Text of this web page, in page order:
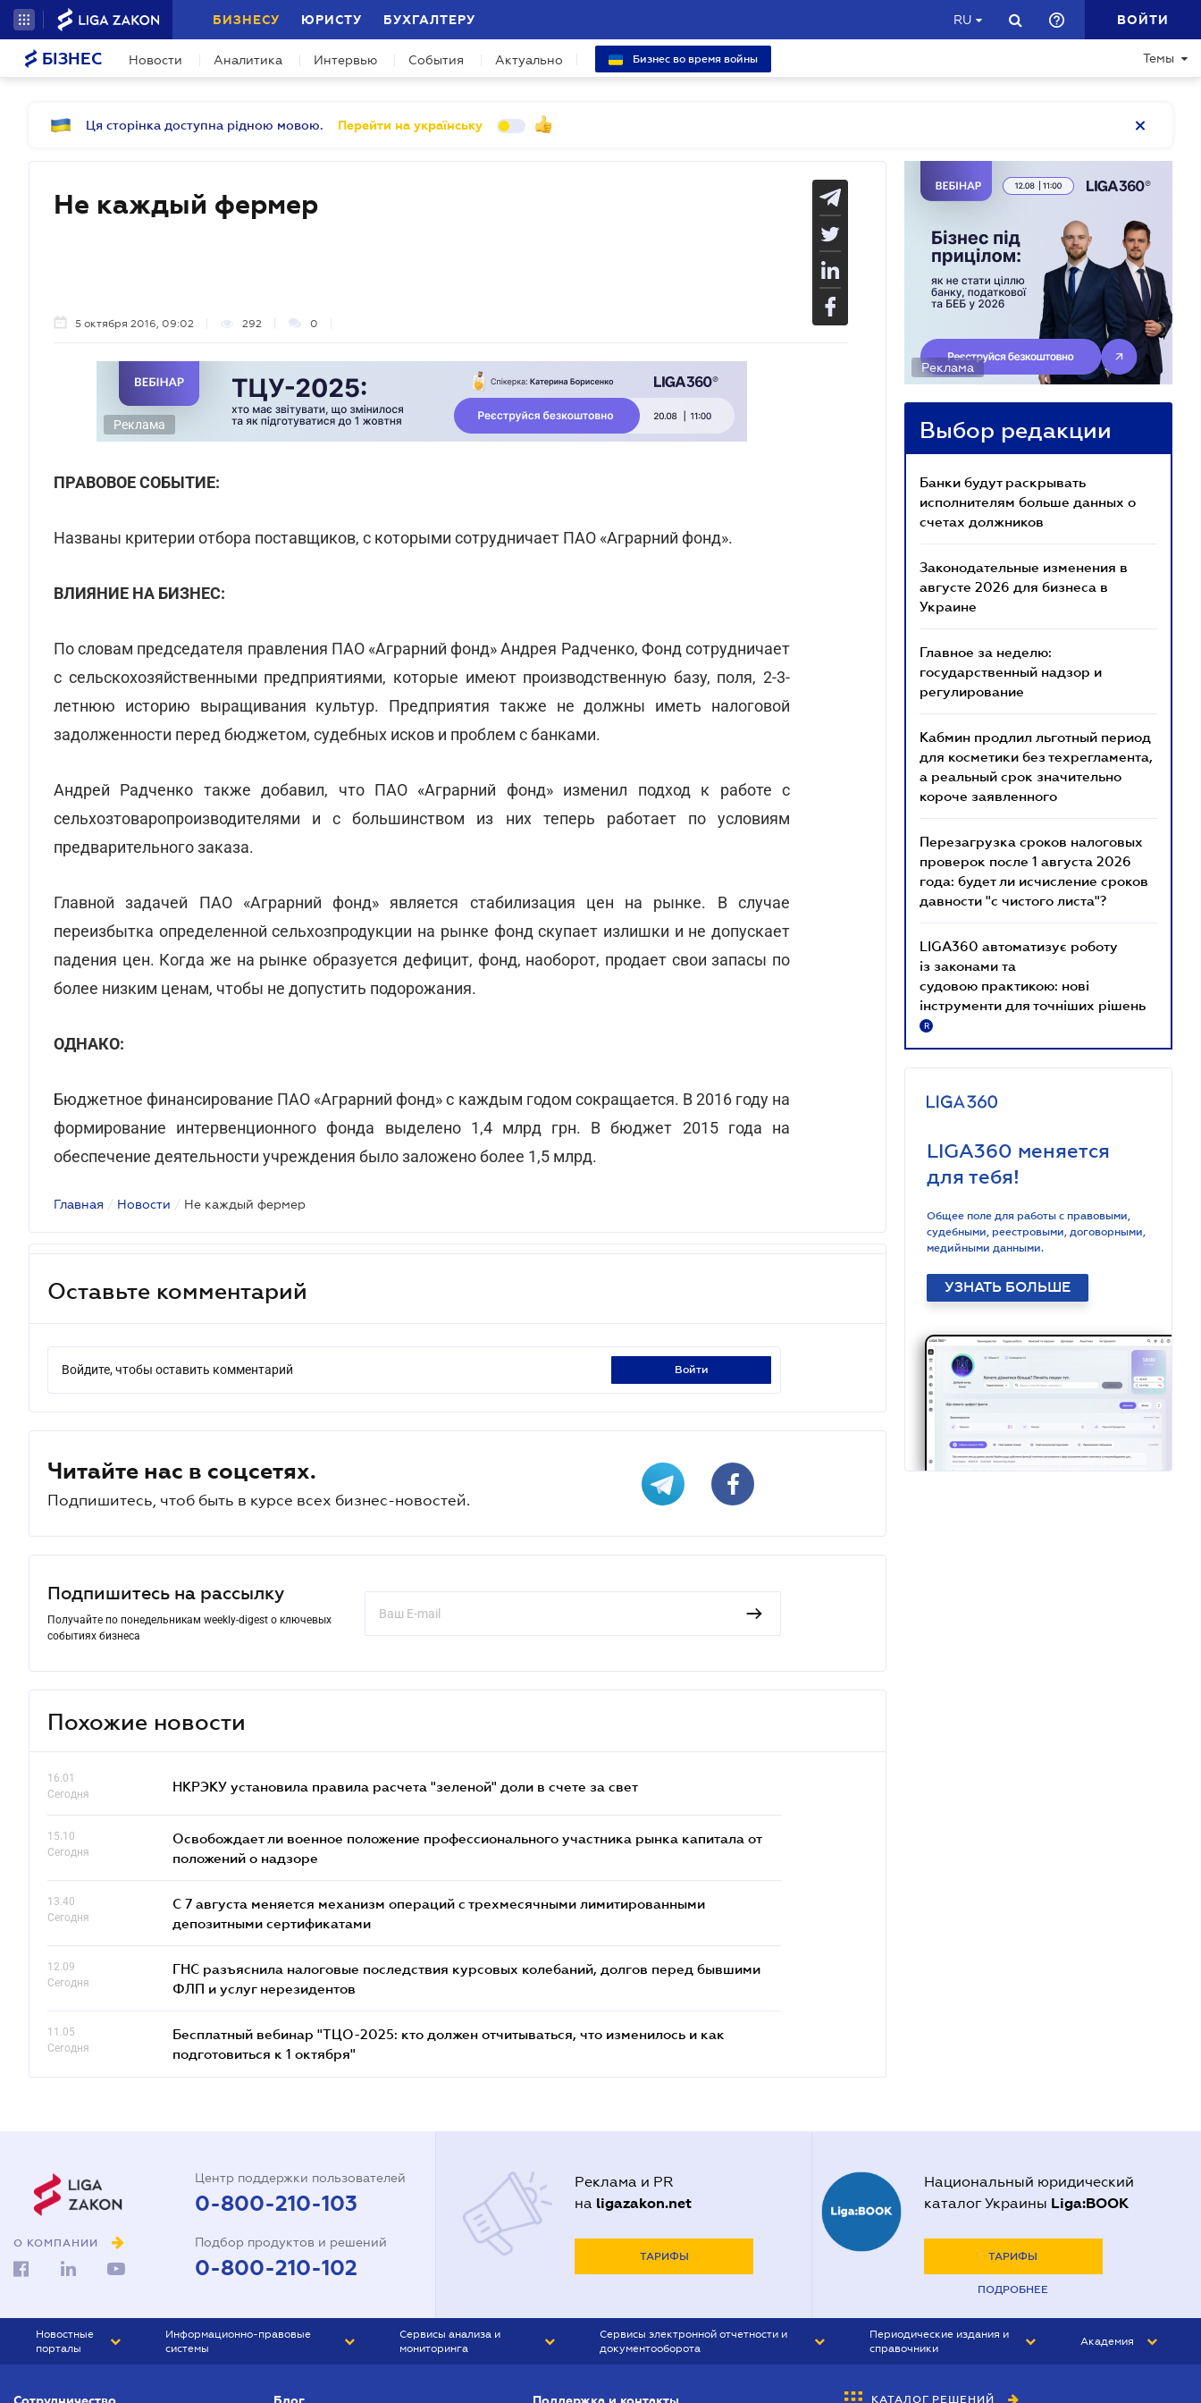
БИЗНЕСУ ЮРИСТУ БУХГАЛТЕРУ RU ВОЙТИ
БІЗНЕС Новости Аналитика Интервью События Актуально Бизнес во время войны Темы
Ця сторінка доступна рідною мовою. Перейти на українську
Не каждый фермер
5 октября 2016, 09:02 292 0
Реклама
ПРАВОВОЕ СОБЫТИЕ:
Названы критерии отбора поставщиков, с которыми сотрудничает ПАО «Аграрний фонд».
ВЛИЯНИЕ НА БИЗНЕС:
По словам председателя правления ПАО «Аграрний фонд» Андрея Радченко, Фонд сотрудничает
с сельскохозяйственными предприятиями, которые имеют производственную базу, поля, 2-3-
летнюю историю выращивания культур. Предприятия также не должны иметь налоговой
задолженности перед бюджетом, судебных исков и проблем с банками.
Андрей Радченко также добавил, что ПАО «Аграрний фонд» изменил подход к работе с
сельхозтоваропроизводителями и с большинством из них теперь работает по условиям
предварительного заказа.
Главной задачей ПАО «Аграрний фонд» является стабилизация цен на рынке. В случае
переизбытка определенной сельхозпродукции на рынке фонд скупает излишки и не допускает
падения цен. Когда же на рынке образуется дефицит, фонд, наоборот, продает свои запасы по
более низким ценам, чтобы не допустить подорожания.
ОДНАКО:
Бюджетное финансирование ПАО «Аграрний фонд» с каждым годом сокращается. В 2016 году на
формирование интервенционного фонда выделено 1,4 млрд грн. В бюджет 2015 года на
обеспечение деятельности учреждения было заложено более 1,5 млрд.
Главная / Новости / Не каждый фермер
Оставьте комментарий
Войдите, чтобы оставить комментарий войти
Читайте нас в соцсетях.
Подпишитесь, чтоб быть в курсе всех бизнес-новостей.
Подпишитесь на рассылку
Получайте по понедельникам weekly-digest о ключевых
событиях бизнеса
Похожие новости
16.01
Сегодня
НКРЭКУ установила правила расчета "зеленой" доли в счете за свет
15.10
Сегодня
Освобождает ли военное положение профессионального участника рынка капитала от
положений о надзоре
13.40
Сегодня
С 7 августа меняется механизм операций с трехмесячными лимитированными
депозитными сертификатами
12.09
Сегодня
ГНС разъяснила налоговые последствия курсовых колебаний, долгов перед бывшими
ФЛП и услуг нерезидентов
11.05
Сегодня
Бесплатный вебинар "ТЦО-2025: кто должен отчитываться, что изменилось и как
подготовиться к 1 октября"
Реклама
Выбор редакции
Банки будут раскрывать
исполнителям больше данных о
счетах должников
Законодательные изменения в
августе 2026 для бизнеса в
Украине
Главное за неделю:
государственный надзор и
регулирование
Кабмин продлил льготный период
для косметики без техрегламента,
а реальный срок значительно
короче заявленного
Перезагрузка сроков налоговых
проверок после 1 августа 2026
года: будет ли исчисление сроков
давности "с чистого листа"?
LIGA360 автоматизує роботу
із законами та
судовою практикою: нові
інструменти для точніших рішень
R
LIGA360 меняется
для тебя!
Общее поле для работы с правовыми,
судебными, реестровыми, договорными,
медийными данными.
УЗНАТЬ БОЛЬШЕ
О КОМПАНИИ
Центр поддержки пользователей
0-800-210-103
Подбор продуктов и решений
0-800-210-102
Реклама и PR
на ligazakon.net
ТАРИФЫ
Национальный юридический
каталог Украины Liga:BOOK
ТАРИФЫ
ПОДРОБНЕЕ
Новостные
порталы
Информационно-правовые
системы
Сервисы анализа и
мониторинга
Сервисы электронной отчетности и
документооборота
Периодические издания и
справочники
Академия
КАТАЛОГ РЕШЕНИЙ